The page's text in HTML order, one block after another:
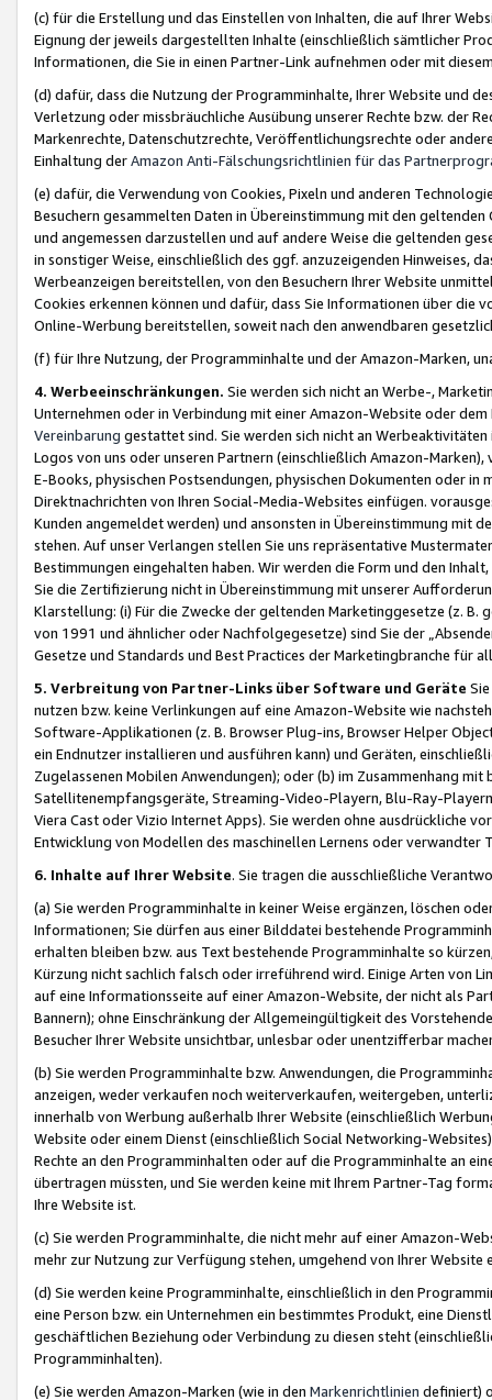
(c) für die Erstellung und das Einstellen von Inhalten, die auf Ihrer
Eignung der jeweils dargestellten Inhalte (einschließlich sämtlicher
Informationen, die Sie in einen Partner-Link aufnehmen oder mit
(d) dafür, dass die Nutzung der Programminhalte, Ihrer Website und
Verletzung oder missbräuchliche Ausübung unserer Rechte bzw. der
Markenrechte, Datenschutzrechte, Veröffentlichungsrechte oder
Einhaltung derAmazon Anti-Fälschungsrichtlinien für das
(e) dafür, die Verwendung von Cookies, Pixeln und anderen
Besuchern gesammelten Daten in Übereinstimmung mit den
und angemessen darzustellen und auf andere Weise die geltenden
in sonstiger Weise, einschließlich des ggf. anzuzeigenden Hinweises,
Werbeanzeigen bereitstellen, von den Besuchern Ihrer Website
Cookies erkennen können und dafür, dass Sie Informationen über die
Online-Werbung bereitstellen, soweit nach den anwendbaren
(f) für Ihre Nutzung, der Programminhalte und der Amazon-Marken,
4. Werbeeinschränkungen. Sie werden sich nicht an Werbe-,
Unternehmen oder in Verbindung mit einer Amazon-Website oder
Vereinbarung gestattet sind. Sie werden sich nicht an
Logos von uns oder unseren Partnern (einschließlich Amazon-
E-Books, physischen Postsendungen, physischen Dokumenten oder in
Direktnachrichten von Ihren Social-Media-Websites einfügen.
Kunden angemeldet werden) und ansonsten in Übereinstimmung mit
stehen. Auf unser Verlangen stellen Sie uns repräsentative
Bestimmungen eingehalten haben. Wir werden die Form und den
Sie die Zertifizierung nicht in Übereinstimmung mit unserer
Klarstellung: (i) Für die Zwecke der geltenden Marketinggesetze (z. B.
von 1991 und ähnlicher oder Nachfolgegesetze) sind Sie der
Gesetze und Standards und Best Practices der Marketingbranche für
5. Verbreitung von Partner-Links über Software und Geräte
nutzen bzw. keine Verlinkungen auf eine Amazon-Website wie
Software-Applikationen (z. B. Browser Plug-ins, Browser Helper
ein Endnutzer installieren und ausführen kann) und Geräten,
Zugelassenen Mobilen Anwendungen); oder (b) im Zusammenhang
Satellitenempfangsgeräte, Streaming-Video-Playern, Blu-Ray-
Viera Cast oder Vizio Internet Apps). Sie werden ohne ausdrückliche
Entwicklung von Modellen des maschinellen Lernens oder
6. Inhalte auf Ihrer Website. Sie tragen die ausschließliche
(a) Sie werden Programminhalte in keiner Weise ergänzen, löschen
Informationen; Sie dürfen aus einer Bilddatei bestehende
erhalten bleiben bzw. aus Text bestehende Programminhalte so
Kürzung nicht sachlich falsch oder irreführend wird. Einige Arten von
auf eine Informationsseite auf einer Amazon-Website, der nicht als
Bannern); ohne Einschränkung der Allgemeingültigkeit des
Besucher Ihrer Website unsichtbar, unlesbar oder unentzifferbar
(b) Sie werden Programminhalte bzw. Anwendungen, die
anzeigen, weder verkaufen noch weiterverkaufen, weitergeben,
innerhalb von Werbung außerhalb Ihrer Website (einschließlich
Website oder einem Dienst (einschließlich Social Networking-
Rechte an den Programminhalten oder auf die Programminhalte an
übertragen müssten, und Sie werden keine mit Ihrem Partner-Tag
Ihre Website ist.
(c) Sie werden Programminhalte, die nicht mehr auf einer Amazon-
mehr zur Nutzung zur Verfügung stehen, umgehend von Ihrer
(d) Sie werden keine Programminhalte, einschließlich in den
eine Person bzw. ein Unternehmen ein bestimmtes Produkt, eine
geschäftlichen Beziehung oder Verbindung zu diesen steht
Programminhalten).
(e) Sie werden Amazon-Marken (wie in den Markenrichtlinien definiert)